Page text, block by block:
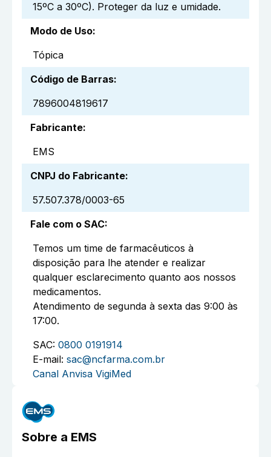
15ºC a 30ºC). Proteger da luz e umidade.
Modo de Uso:
Tópica
Código de Barras:
7896004819617
Fabricante:
EMS
CNPJ do Fabricante:
57.507.378/0003-65
Fale com o SAC:
Temos um time de farmacêuticos à
disposição para lhe atender e realizar
qualquer esclarecimento quanto aos nossos
medicamentos.
Atendimento de segunda à sexta das 9:00 às
17:00.
SAC: 0800 0191914
E-mail: sac@ncfarma.com.br
Canal Anvisa VigiMed
Sobre a EMS